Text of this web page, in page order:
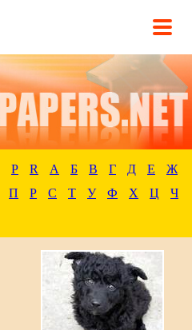
P R А Б В Г Д Е
Ж
П Р С Т У Ф Х Ц
Ч